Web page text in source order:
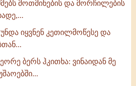
მოთმინების და მორჩილების
იყვნენ კეთილმოწესე და
ბერს ჰკითხა: ვინაიდან მე